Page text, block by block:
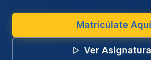
Matricúlate Aquí
Ver